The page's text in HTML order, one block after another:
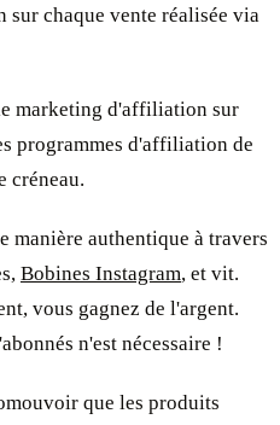
sur chaque vente réalisée via
marketing d'affiliation sur
programmes d'affiliation de
créneau.
manière authentique à travers
Bobines Instagram, et vit.
vous gagnez de l'argent.
n'est nécessaire !
que les produits